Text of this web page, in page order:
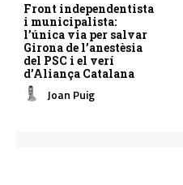
Front independentista
i municipalista:
l’única via per salvar
Girona de l’anestèsia
del PSC i el verí
d’Aliança Catalana
Joan Puig